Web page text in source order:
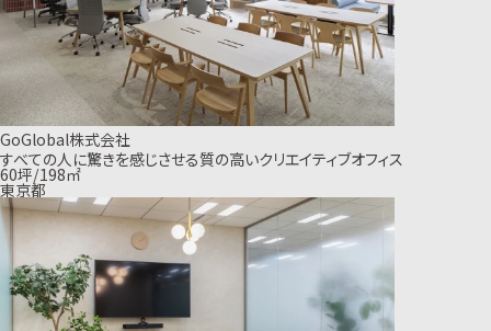
GoGlobal株式会社
すべての人に驚きを感じさせる質の高いクリエイティブオフィス
60坪/198㎡
東京都